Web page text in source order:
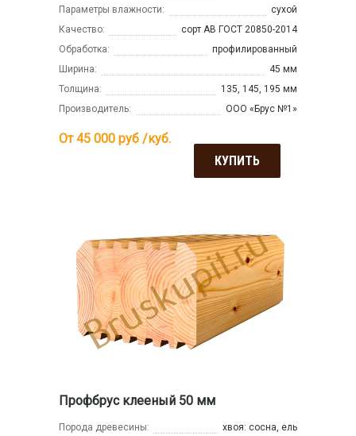
Параметры влажности:
сухой
Качество:
сорт АВ ГОСТ 20850-2014
Обработка:
профилированный
Ширина:
45 мм
Толщина:
135, 145, 195 мм
Производитель:
ООО «Брус №1»
От 45 000 руб /куб.
КУПИТЬ
Профбрус клееный 50 мм
Порода древесины:
хвоя: сосна, ель